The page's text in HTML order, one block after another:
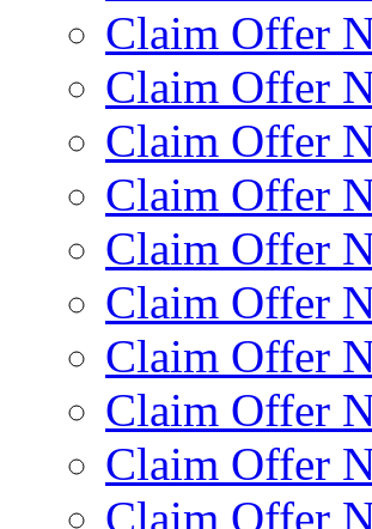
Claim Offer
Claim Offer
Claim Offer
Claim Offer
Claim Offer
Claim Offer
Claim Offer
Claim Offer
Claim Offer
Claim Offer